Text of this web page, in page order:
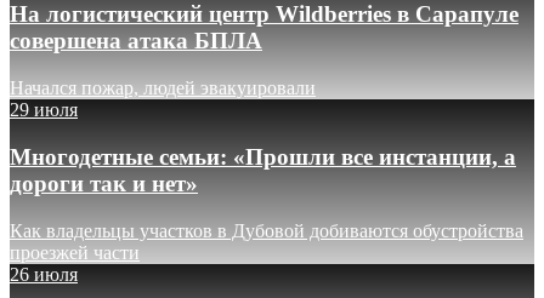
На логистический центр Wildberries в Сарапуле
совершена атака БПЛА
Начался пожар, людей эвакуировали
29 июля
Многодетные семьи: «Прошли все инстанции, а
дороги так и нет»
Как владельцы участков в Дубовой добиваются обустройства
проезжей части
26 июля